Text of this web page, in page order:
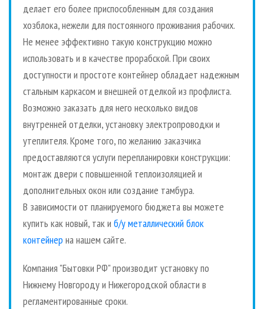
делает его более приспособленным для создания
хозблока, нежели для постоянного проживания рабочих.
Не менее эффективно такую конструкцию можно
использовать и в качестве прорабской. При своих
доступности и простоте контейнер обладает надежным
стальным каркасом и внешней отделкой из профлиста.
Возможно заказать для него несколько видов
внутренней отделки, установку электропроводки и
утеплителя. Кроме того, по желанию заказчика
предоставляются услуги перепланировки конструкции:
монтаж двери с повышенной теплоизоляцией и
дополнительных окон или создание тамбура.
В зависимости от планируемого бюджета вы можете
купить как новый, так и б/у металлический блок
контейнер на нашем сайте.
Компания "Бытовки РФ" производит установку по
Нижнему Новгороду и Нижегородской области в
регламентированные сроки.